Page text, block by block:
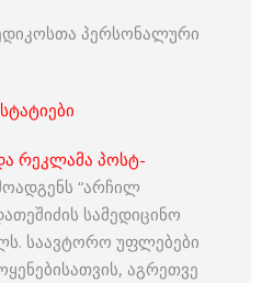
პერსონალური
რეკლამა პოსტ-
“არჩილ
სამედიცინო
საავტორო უფლებები
აგრეთვე